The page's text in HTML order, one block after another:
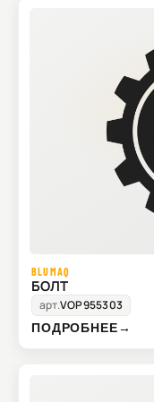
BLUMAQ
БОЛТ
арт.VOP955303
ПОДРОБНЕЕ→